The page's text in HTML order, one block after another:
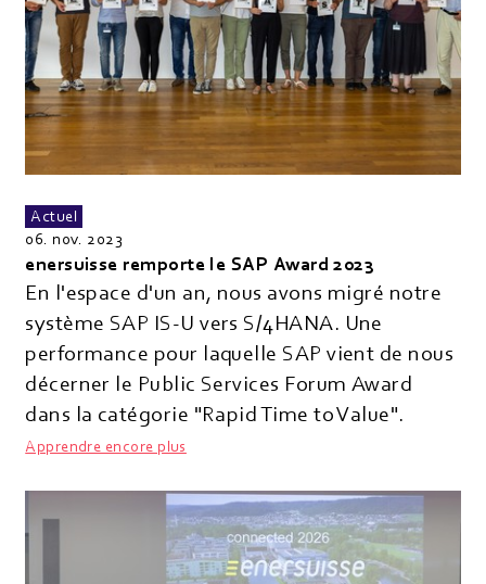
Actuel
06. nov. 2023
enersuisse remporte le SAP Award 2023
En l'espace d'un an, nous avons migré notre
système SAP IS-U vers S/4HANA. Une
performance pour laquelle SAP vient de nous
décerner le Public Services Forum Award
dans la catégorie "Rapid Time to Value".
Apprendre encore plus